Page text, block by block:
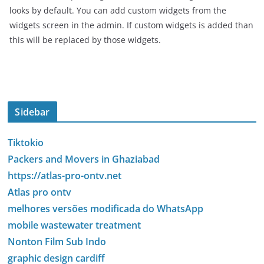
looks by default. You can add custom widgets from the
widgets screen in the admin. If custom widgets is added than
this will be replaced by those widgets.
Sidebar
Tiktokio
Packers and Movers in Ghaziabad
https://atlas-pro-ontv.net
Atlas pro ontv
melhores versões modificada do WhatsApp
mobile wastewater treatment
Nonton Film Sub Indo
graphic design cardiff